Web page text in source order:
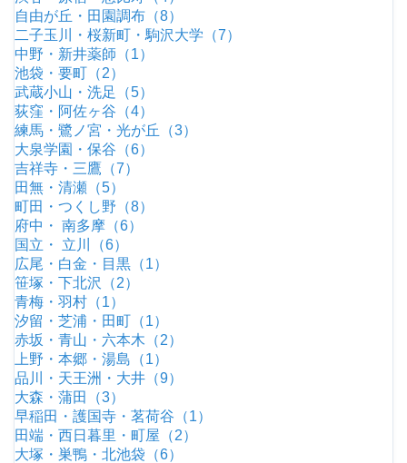
自由が丘・田園調布（8）
二子玉川・桜新町・駒沢大学（7）
中野・新井薬師（1）
池袋・要町（2）
武蔵小山・洗足（5）
荻窪・阿佐ヶ谷（4）
練馬・鷺ノ宮・光が丘（3）
大泉学園・保谷（6）
吉祥寺・三鷹（7）
田無・清瀬（5）
町田・つくし野（8）
府中・ 南多摩（6）
国立・ 立川（6）
広尾・白金・目黒（1）
笹塚・下北沢（2）
青梅・羽村（1）
汐留・芝浦・田町（1）
赤坂・青山・六本木（2）
上野・本郷・湯島（1）
品川・天王洲・大井（9）
大森・蒲田（3）
早稲田・護国寺・茗荷谷（1）
田端・西日暮里・町屋（2）
大塚・巣鴨・北池袋（6）